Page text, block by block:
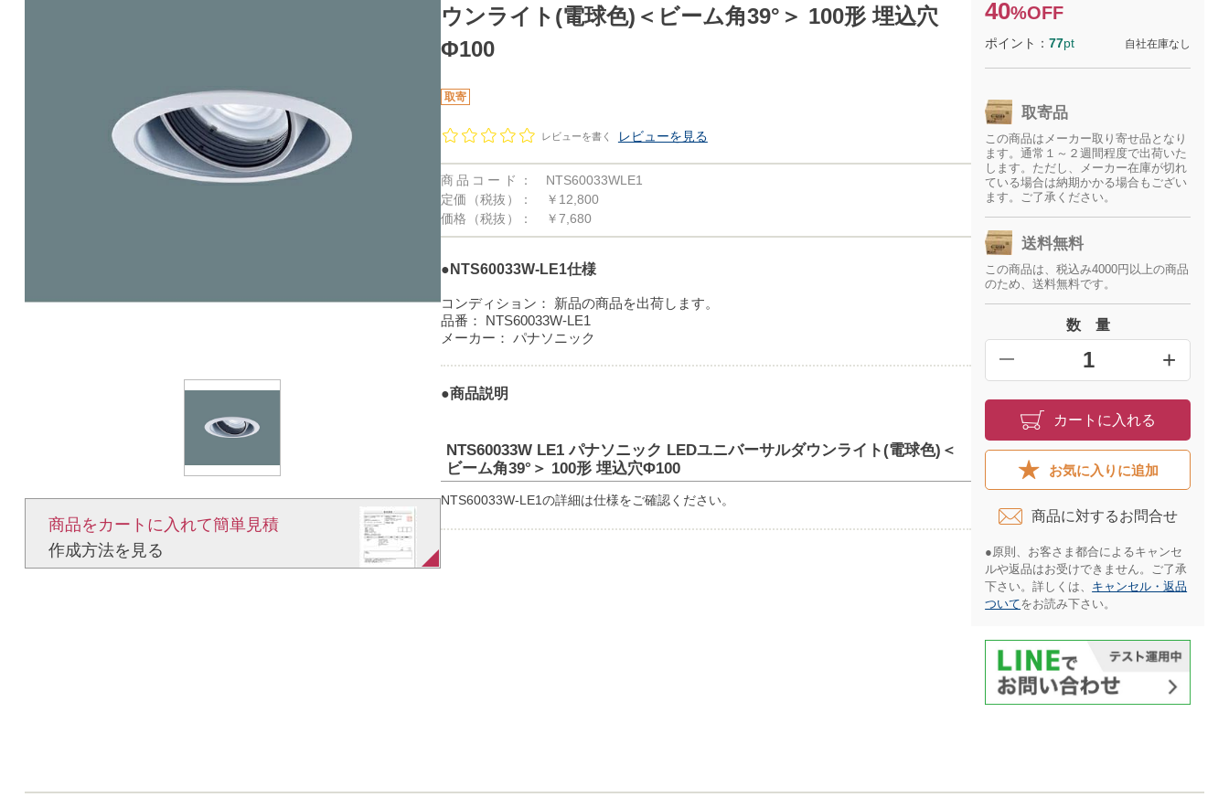
商品をカートに入れて簡単見積​
作成方法を見る​​
ウンライト(電球色)＜ビーム角39°＞ 100形 埋込穴
Φ100
取寄
レビューを書く レビューを見る
商品コード：
NTS60033WLE1
定価（税抜）：
￥12,800
価格（税抜）：
￥7,680
●NTS60033W-LE1仕様
コンディション：
新品の商品を出荷します。
品番：
NTS60033W-LE1
メーカー： パナソニック
●商品説明
NTS60033W LE1 パナソニック LEDユニバーサルダウンライト(電球色)＜
ビーム角39°＞ 100形 埋込穴Φ100
NTS60033W-LE1の詳細は仕様をご確認ください。
40%OFF
ポイント：77pt 自社在庫なし
取寄品
この商品はメーカー取り寄せ品となり
ます。通常１～２週間程度で出荷いた
します。ただし、メーカー在庫が切れ
ている場合は納期かかる場合もござい
ます。ご了承ください。
送料無料
この商品は、税込み4000円以上の商品
のため、送料無料です。
数 量
━ +
カートに入れる
お気に入りに追加
商品に対するお問合せ​
●原則、お客さま都合によるキャンセ
ルや返品はお受けできません。ご了承
下さい。詳しくは、 キャンセル・返品
ついてをお読み下さい。​